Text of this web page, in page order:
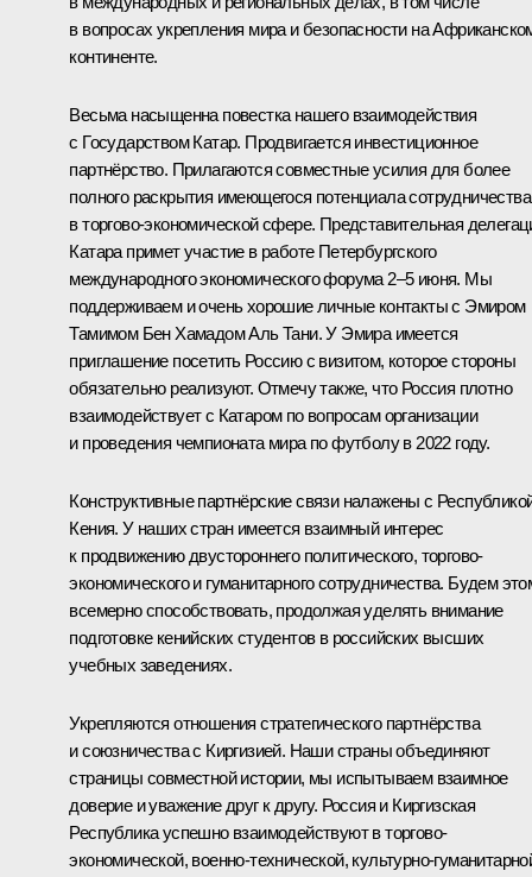
в вопросах укрепления мира и безопасности на
континенте.
Весьма насыщенна повестка нашего взаимодействия
с Государством Катар. Продвигается инвестиционное
партнёрство. Прилагаются совместные усилия для более
полного раскрытия имеющегося потенциала сотрудничества
в торгово-экономической сфере. Представительная
Катара примет участие в работе Петербургского
международного экономического форума 2–5 июня. Мы
поддерживаем и очень хорошие личные контакты с Эмиром
Тамимом Бен Хамадом Аль Тани. У Эмира имеется
приглашение посетить Россию с визитом, которое стороны
обязательно реализуют. Отмечу также, что Россия плотно
взаимодействует с Катаром по вопросам организации
и проведения чемпионата мира по футболу в 2022 году.
Конструктивные партнёрские связи налажены с
Кения. У наших стран имеется взаимный интерес
к продвижению двустороннего политического, торгово-
экономического и гуманитарного сотрудничества. Будем
всемерно способствовать, продолжая уделять внимание
подготовке кенийских студентов в российских высших
учебных заведениях.
Укрепляются отношения стратегического партнёрства
и союзничества с Киргизией. Наши страны объединяют
страницы совместной истории, мы испытываем взаимное
доверие и уважение друг к другу. Россия и Киргизская
Республика успешно взаимодействуют в торгово-
экономической, военно-технической, культурно-